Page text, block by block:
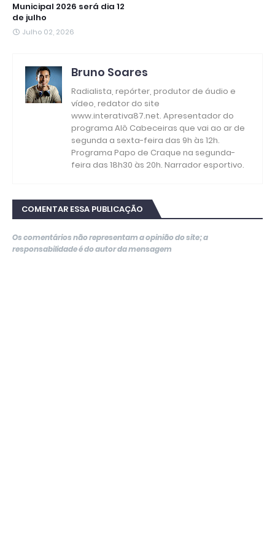
Municipal 2026 será dia 12
de julho
Julho 02, 2026
Bruno Soares
Radialista, repórter, produtor de áudio e
vídeo, redator do site
www.interativa87.net. Apresentador do
programa Alô Cabeceiras que vai ao ar de
segunda a sexta-feira das 9h às 12h.
Programa Papo de Craque na segunda-
feira das 18h30 às 20h. Narrador esportivo.
COMENTAR ESSA PUBLICAÇÃO
Os comentários não representam a opinião do site; a
responsabilidade é do autor da mensagem